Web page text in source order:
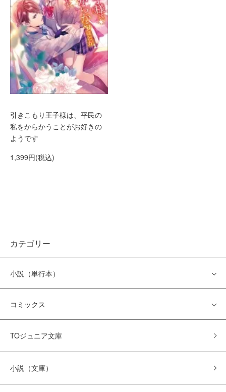
引きこもり王子様は、平民の
私をからかうことがお好きの
ようです
1,399円(税込)
カテゴリー
小説（単行本）
コミックス
TOジュニア文庫
小説（文庫）